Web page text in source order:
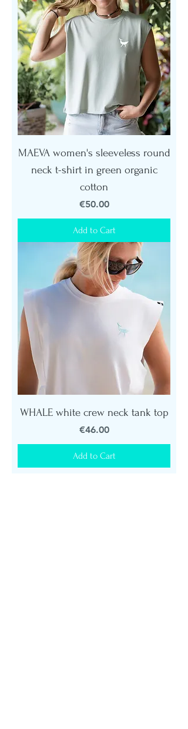
MAEVA women's sleeveless round
neck t-shirt in green organic
cotton
Price
€50.00
Add to Cart
WHALE white crew neck tank top
Price
€46.00
Add to Cart